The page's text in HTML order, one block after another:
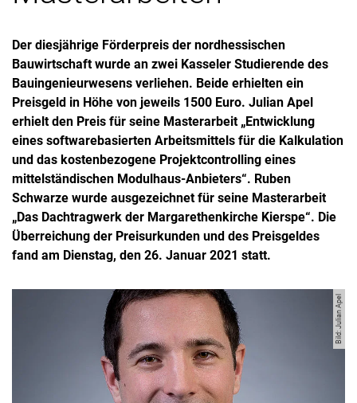
Der diesjährige Förderpreis der nordhessischen
Bauwirtschaft wurde an zwei Kasseler Studierende des
Bauingenieurwesens verliehen. Beide erhielten ein
Preisgeld in Höhe von jeweils 1500 Euro. Julian Apel
erhielt den Preis für seine Masterarbeit „Entwicklung
eines softwarebasierten Arbeitsmittels für die Kalkulation
und das kostenbezogene Projektcontrolling eines
mittelständischen Modulhaus-Anbieters“. Ruben
Schwarze wurde ausgezeichnet für seine Masterarbeit
„Das Dachtragwerk der Margarethenkirche Kierspe“. Die
Überreichung der Preisurkunden und des Preisgeldes
fand am Dienstag, den 26. Januar 2021 statt.
Bild: Julian Apel